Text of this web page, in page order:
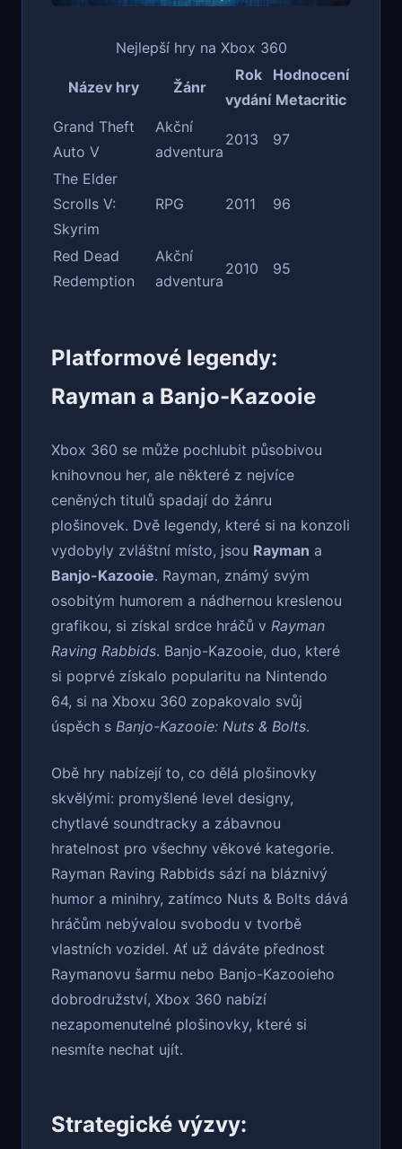
Nejlepší hry na Xbox 360
Název hry Žánr
Rok
vydání
Hodnocení
Metacritic
Grand Theft
Auto V
Akční
adventura
2013 97
The Elder
Scrolls V:
Skyrim
RPG 2011 96
Red Dead
Redemption
Akční
adventura
2010 95
Platformové legendy:
Rayman a Banjo-Kazooie
Xbox 360 se může pochlubit působivou
knihovnou her, ale některé z nejvíce
ceněných titulů spadají do žánru
plošinovek. Dvě legendy, které si na konzoli
vydobyly zvláštní místo, jsou Rayman a
Banjo-Kazooie. Rayman, známý svým
osobitým humorem a nádhernou kreslenou
grafikou, si získal srdce hráčů v Rayman
Raving Rabbids. Banjo-Kazooie, duo, které
si poprvé získalo popularitu na Nintendo
64, si na Xboxu 360 zopakovalo svůj
úspěch s Banjo-Kazooie: Nuts & Bolts.
Obě hry nabízejí to, co dělá plošinovky
skvělými: promyšlené level designy,
chytlavé soundtracky a zábavnou
hratelnost pro všechny věkové kategorie.
Rayman Raving Rabbids sází na bláznivý
humor a minihry, zatímco Nuts & Bolts dává
hráčům nebývalou svobodu v tvorbě
vlastních vozidel. Ať už dáváte přednost
Raymanovu šarmu nebo Banjo-Kazooieho
dobrodružství, Xbox 360 nabízí
nezapomenutelné plošinovky, které si
nesmíte nechat ujít.
Strategické výzvy: